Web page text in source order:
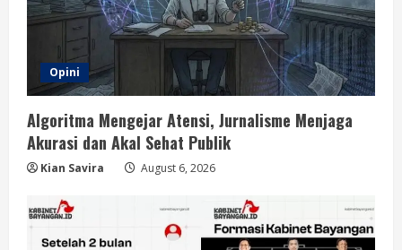
Opini
Algoritma Mengejar Atensi, Jurnalisme Menjaga
Akurasi dan Akal Sehat Publik
Kian Savira August 6, 2026